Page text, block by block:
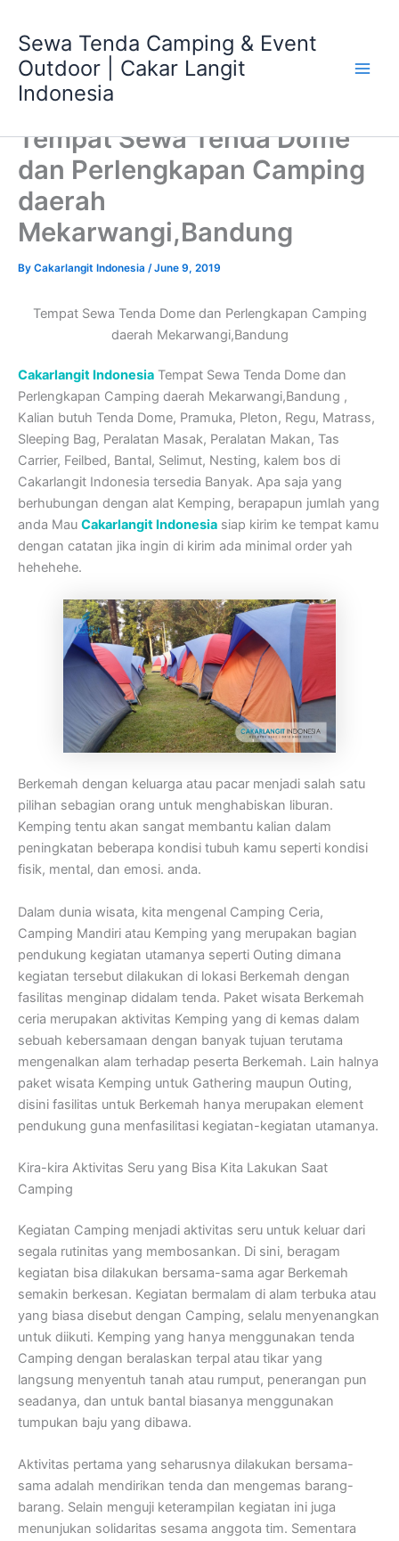
content
Sewa Tenda Camping & Event
Outdoor | Cakar Langit
Indonesia
Tempat Sewa Tenda Dome
dan Perlengkapan Camping
daerah
Mekarwangi,Bandung
By Cakarlangit Indonesia /June 9, 2019
Tempat Sewa Tenda Dome dan Perlengkapan Camping
daerah Mekarwangi,Bandung
Cakarlangit Indonesia Tempat Sewa Tenda Dome dan
Perlengkapan Camping daerah Mekarwangi,Bandung ,
Kalian butuh Tenda Dome, Pramuka, Pleton, Regu, Matrass,
Sleeping Bag, Peralatan Masak, Peralatan Makan, Tas
Carrier, Feilbed, Bantal, Selimut, Nesting, kalem bos di
Cakarlangit Indonesia tersedia Banyak. Apa saja yang
berhubungan dengan alat Kemping, berapapun jumlah yang
anda Mau Cakarlangit Indonesia siap kirim ke tempat kamu
dengan catatan jika ingin di kirim ada minimal order yah
hehehehe.
Berkemah dengan keluarga atau pacar menjadi salah satu
pilihan sebagian orang untuk menghabiskan liburan.
Kemping tentu akan sangat membantu kalian dalam
peningkatan beberapa kondisi tubuh kamu seperti kondisi
fisik, mental, dan emosi. anda.
Dalam dunia wisata, kita mengenal Camping Ceria,
Camping Mandiri atau Kemping yang merupakan bagian
pendukung kegiatan utamanya seperti Outing dimana
kegiatan tersebut dilakukan di lokasi Berkemah dengan
fasilitas menginap didalam tenda. Paket wisata Berkemah
ceria merupakan aktivitas Kemping yang di kemas dalam
sebuah kebersamaan dengan banyak tujuan terutama
mengenalkan alam terhadap peserta Berkemah. Lain halnya
paket wisata Kemping untuk Gathering maupun Outing,
disini fasilitas untuk Berkemah hanya merupakan element
pendukung guna menfasilitasi kegiatan-kegiatan utamanya.
Kira-kira Aktivitas Seru yang Bisa Kita Lakukan Saat
Camping
Kegiatan Camping menjadi aktivitas seru untuk keluar dari
segala rutinitas yang membosankan. Di sini, beragam
kegiatan bisa dilakukan bersama-sama agar Berkemah
semakin berkesan. Kegiatan bermalam di alam terbuka atau
yang biasa disebut dengan Camping, selalu menyenangkan
untuk diikuti. Kemping yang hanya menggunakan tenda
Camping dengan beralaskan terpal atau tikar yang
langsung menyentuh tanah atau rumput, penerangan pun
seadanya, dan untuk bantal biasanya menggunakan
tumpukan baju yang dibawa.
Aktivitas pertama yang seharusnya dilakukan bersama-
sama adalah mendirikan tenda dan mengemas barang-
barang. Selain menguji keterampilan kegiatan ini juga
menunjukan solidaritas sesama anggota tim. Sementara